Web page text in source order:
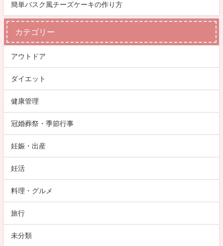
簡単バスク風チーズケーキの作り方
カテゴリー
アウトドア
ダイエット
健康管理
冠婚葬祭・季節行事
妊娠・出産
妊活
料理・グルメ
旅行
未分類